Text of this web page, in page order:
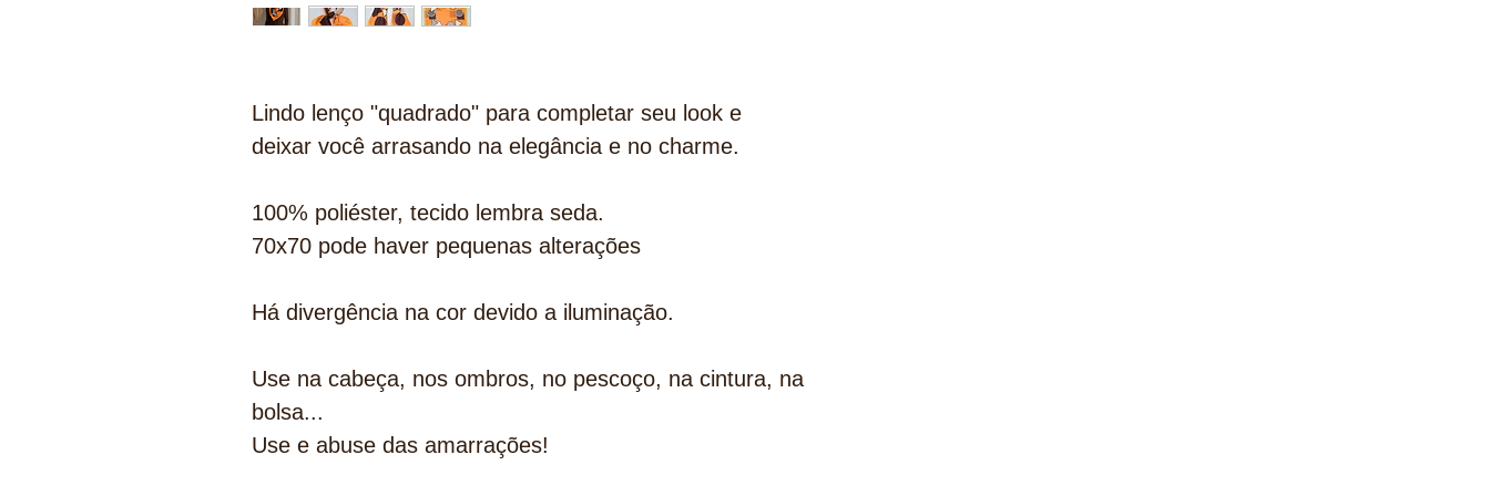
Lindo lenço "quadrado" para completar seu look e
deixar você arrasando na elegância e no charme.
100% poliéster, tecido lembra seda.
70x70 pode haver pequenas alterações
Há divergência na cor devido a iluminação.
Use na cabeça, nos ombros, no pescoço, na cintura, na
bolsa...
Use e abuse das amarrações!